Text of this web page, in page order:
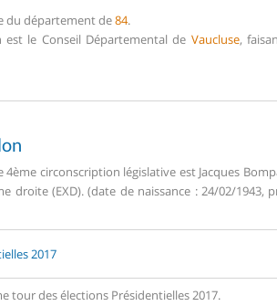
du département de84.
le Conseil Départemental de Vaucluse,
4ème circonscription législative est Jacques
droite (EXD). (date de naissance : 24/02/1943,
2017
tour des élections Présidentielles 2017.